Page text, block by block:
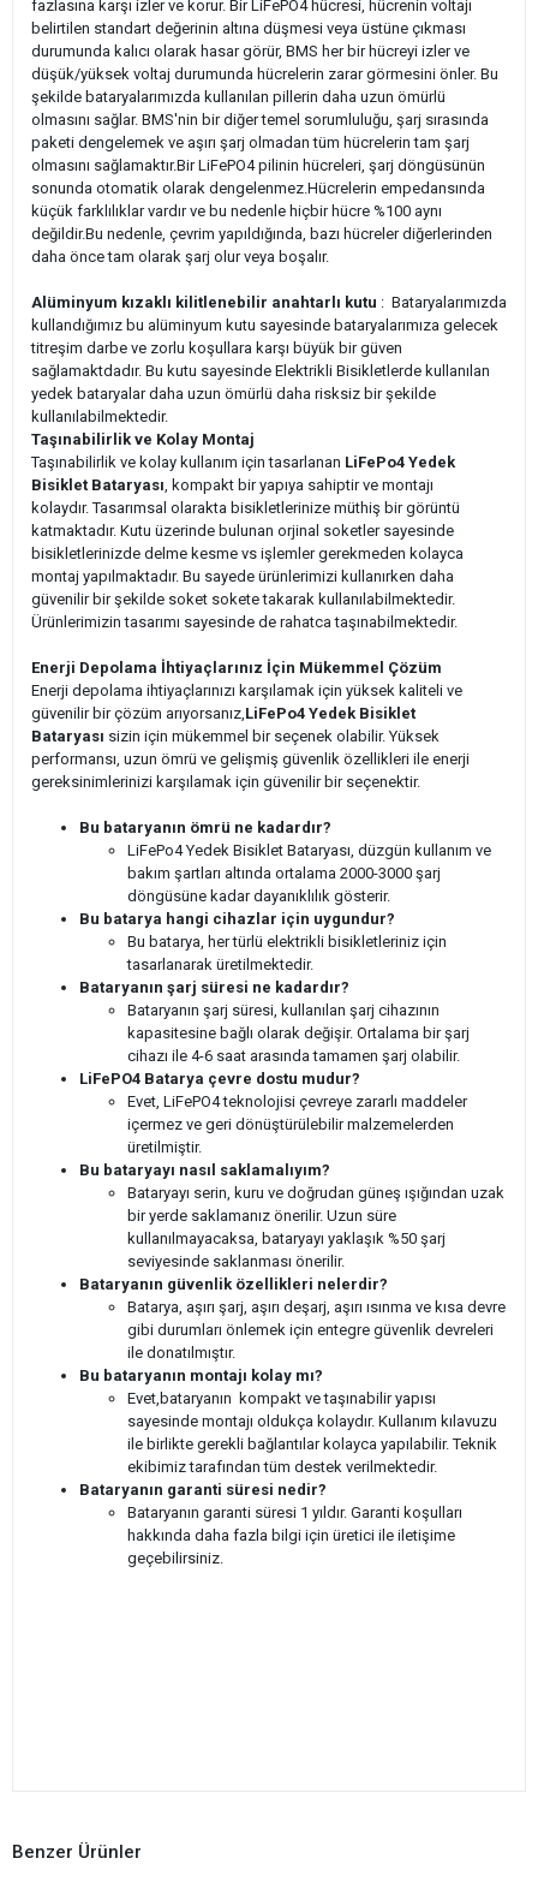
fazlasına karşı izler ve korur. Bir LiFePO4 hücresi, hücrenin voltajı
belirtilen standart değerinin altına düşmesi veya üstüne çıkması
durumunda kalıcı olarak hasar görür, BMS her bir hücreyi izler ve
düşük/yüksek voltaj durumunda hücrelerin zarar görmesini önler. Bu
şekilde bataryalarımızda kullanılan pillerin daha uzun ömürlü
olmasını sağlar. BMS'nin bir diğer temel sorumluluğu, şarj sırasında
paketi dengelemek ve aşırı şarj olmadan tüm hücrelerin tam şarj
olmasını sağlamaktır.Bir LiFePO4 pilinin hücreleri, şarj döngüsünün
sonunda otomatik olarak dengelenmez.Hücrelerin empedansında
küçük farklılıklar vardır ve bu nedenle hiçbir hücre %100 aynı
değildir.Bu nedenle, çevrim yapıldığında, bazı hücreler diğerlerinden
daha önce tam olarak şarj olur veya boşalır.
Alüminyum kızaklı kilitlenebilir anahtarlı kutu : Bataryalarımızda
kullandığımız bu alüminyum kutu sayesinde bataryalarımıza gelecek
titreşim darbe ve zorlu koşullara karşı büyük bir güven
sağlamaktdadır. Bu kutu sayesinde Elektrikli Bisikletlerde kullanılan
yedek bataryalar daha uzun ömürlü daha risksiz bir şekilde
kullanılabilmektedir.
Taşınabilirlik ve Kolay Montaj
Taşınabilirlik ve kolay kullanım için tasarlanan LiFePo4 Yedek
Bisiklet Bataryası , kompakt bir yapıya sahiptir ve montajı
kolaydır. Tasarımsal olarakta bisikletlerinize müthiş bir görüntü
katmaktadır. Kutu üzerinde bulunan orjinal soketler sayesinde
bisikletlerinizde delme kesme vs işlemler gerekmeden kolayca
montaj yapılmaktadır. Bu sayede ürünlerimizi kullanırken daha
güvenilir bir şekilde soket sokete takarak kullanılabilmektedir.
Ürünlerimizin tasarımı sayesinde de rahatca taşınabilmektedir.
Enerji Depolama İhtiyaçlarınız İçin Mükemmel Çözüm
Enerji depolama ihtiyaçlarınızı karşılamak için yüksek kaliteli ve
güvenilir bir çözüm arıyorsanız, LiFePo4 Yedek Bisiklet
Bataryası sizin için mükemmel bir seçenek olabilir. Yüksek
performansı, uzun ömrü ve gelişmiş güvenlik özellikleri ile enerji
gereksinimlerinizi karşılamak için güvenilir bir seçenektir.
Bu bataryanın ömrü ne kadardır?
LiFePo4 Yedek Bisiklet Bataryası, düzgün kullanım ve
bakım şartları altında ortalama 2000-3000 şarj
döngüsüne kadar dayanıklılık gösterir.
Bu batarya hangi cihazlar için uygundur?
Bu batarya, her türlü elektrikli bisikletleriniz için
tasarlanarak üretilmektedir.
Bataryanın şarj süresi ne kadardır?
Bataryanın şarj süresi, kullanılan şarj cihazının
kapasitesine bağlı olarak değişir. Ortalama bir şarj
cihazı ile 4-6 saat arasında tamamen şarj olabilir.
LiFePO4 Batarya çevre dostu mudur?
Evet, LiFePO4 teknolojisi çevreye zararlı maddeler
içermez ve geri dönüştürülebilir malzemelerden
üretilmiştir.
Bu bataryayı nasıl saklamalıyım?
Bataryayı serin, kuru ve doğrudan güneş ışığından uzak
bir yerde saklamanız önerilir. Uzun süre
kullanılmayacaksa, bataryayı yaklaşık %50 şarj
seviyesinde saklanması önerilir.
Bataryanın güvenlik özellikleri nelerdir?
Batarya, aşırı şarj, aşırı deşarj, aşırı ısınma ve kısa devre
gibi durumları önlemek için entegre güvenlik devreleri
ile donatılmıştır.
Bu bataryanın montajı kolay mı?
Evet,bataryanın kompakt ve taşınabilir yapısı
sayesinde montajı oldukça kolaydır. Kullanım kılavuzu
ile birlikte gerekli bağlantılar kolayca yapılabilir. Teknik
ekibimiz tarafından tüm destek verilmektedir.
Bataryanın garanti süresi nedir?
Bataryanın garanti süresi 1 yıldır. Garanti koşulları
hakkında daha fazla bilgi için üretici ile iletişime
geçebilirsiniz.
Benzer Ürünler